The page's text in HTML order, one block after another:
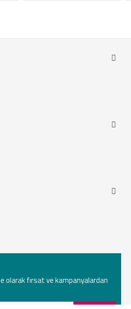
olarak fırsat ve kampanyalardan